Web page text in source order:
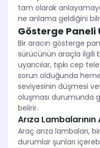
tam olarak
ne anlama geldiğini
Gösterge Paneli
Bir aracın gösterge
sürücünün araçla ilgili
uyarıcılar, tıpkı cep
sorun olduğunda
seviyesinin düşmesi
oluşması durumunda
belirir.
Arıza Lambalarının
Araç arıza lambaları,
durumlar şunları